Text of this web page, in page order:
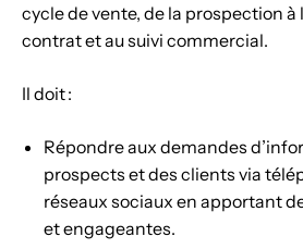
cycle de vente, de la prospection à
contrat et au suivi commercial.
Il doit :
Répondre aux demandes
prospects et des clients via
réseaux sociaux en apportant
et engageantes.